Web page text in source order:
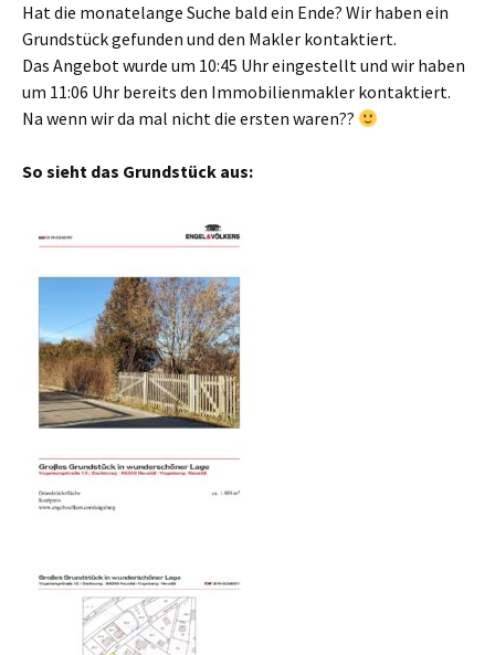
Hat die monatelange Suche bald ein Ende? Wir haben ein
Grundstück gefunden und den Makler kontaktiert.
Das Angebot wurde um 10:45 Uhr eingestellt und wir haben
um 11:06 Uhr bereits den Immobilienmakler kontaktiert.
Na wenn wir da mal nicht die ersten waren??
So sieht das Grundstück aus: